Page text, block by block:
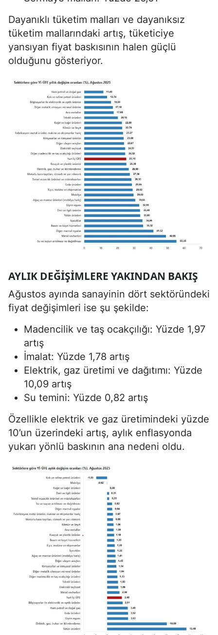
Dayanıklı tüketim malları ve dayanıksız
tüketim mallarındaki artış, tüketiciye
yansıyan fiyat baskısının halen güçlü
olduğunu gösteriyor.
AYLIK DEĞIŞIMLERE YAKINDAN BAKIŞ
Ağustos ayında sanayinin dört sektöründeki
fiyat değişimleri ise şu şekilde:
Madencilik ve taş ocakçılığı: Yüzde 1,97
artış
İmalat: Yüzde 1,78 artış
Elektrik, gaz üretimi ve dağıtımı: Yüzde
10,09 artış
Su temini: Yüzde 0,82 artış
Özellikle elektrik ve gaz üretimindeki yüzde
10’un üzerindeki artış, aylık enflasyonda
yukarı yönlü baskının ana nedeni oldu.